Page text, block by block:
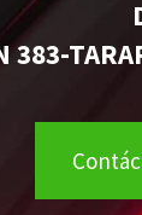
383-